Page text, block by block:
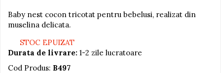
Creative
Electrocasnice si bucatarii
Fotolii gonflabile
Baby nest cocon tricotat pentru bebelusi, realizat din
muselina delicata.
STOC EPUIZAT
Durata de livrare: 1-2 zile lucratoare
Cod Produs: B497